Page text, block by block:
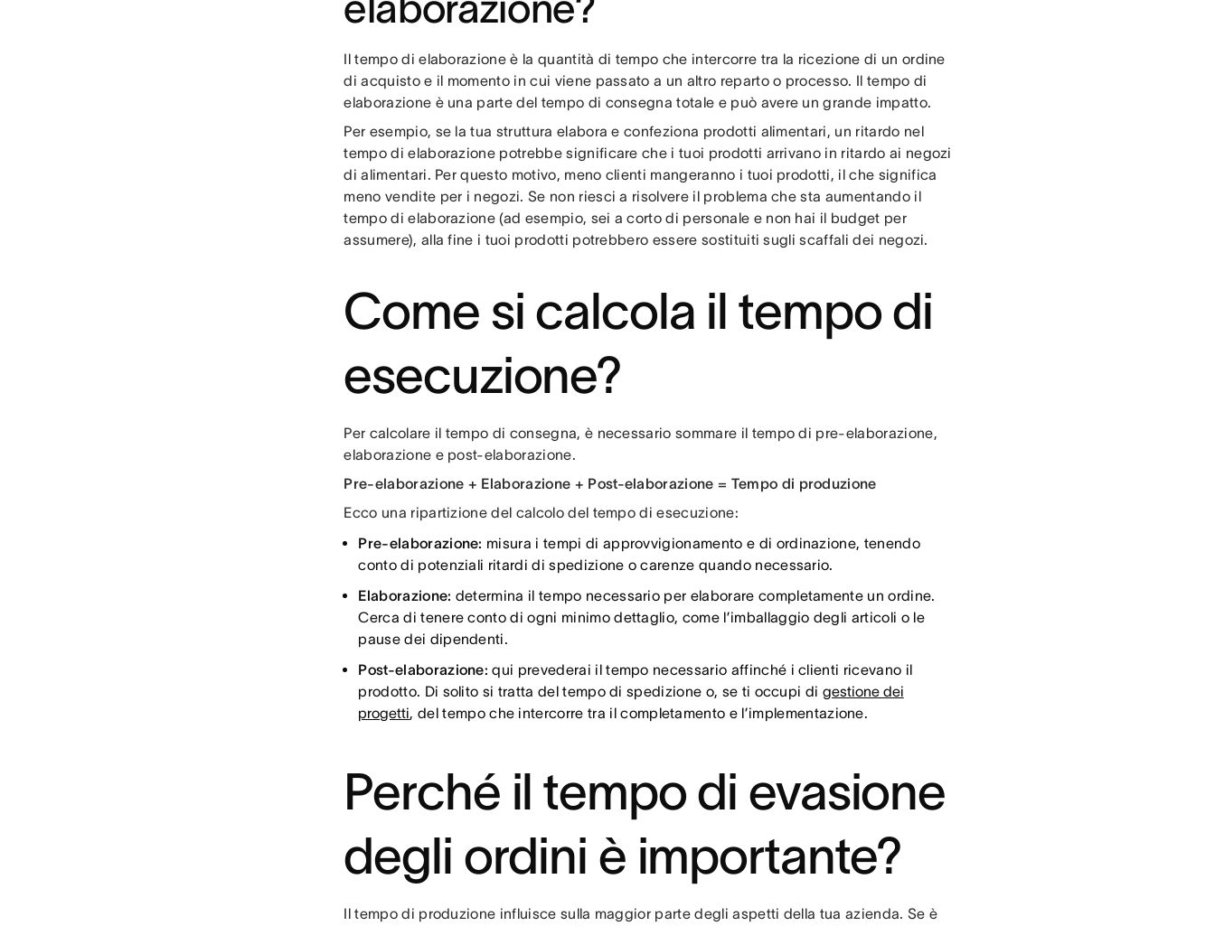
Il tempo di elaborazione è la quantità di tempo che intercorre tra la ricezione di un ordine
di acquisto e il momento in cui viene passato a un altro reparto o processo. Il tempo di
elaborazione è una parte del tempo di consegna totale e può avere un grande impatto.
Per esempio, se la tua struttura elabora e confeziona prodotti alimentari, un ritardo nel
tempo di elaborazione potrebbe significare che i tuoi prodotti arrivano in ritardo ai negozi
di alimentari. Per questo motivo, meno clienti mangeranno i tuoi prodotti, il che significa
meno vendite per i negozi. Se non riesci a risolvere il problema che sta aumentando il
tempo di elaborazione (ad esempio, sei a corto di personale e non hai il budget per
assumere), alla fine i tuoi prodotti potrebbero essere sostituiti sugli scaffali dei negozi.
Come si calcola il tempo di
esecuzione?
Per calcolare il tempo di consegna, è necessario sommare il tempo di pre-elaborazione,
elaborazione e post-elaborazione.
Pre-elaborazione + Elaborazione + Post-elaborazione = Tempo di produzione
Ecco una ripartizione del calcolo del tempo di esecuzione:
Pre-elaborazione: misura i tempi di approvvigionamento e di ordinazione, tenendo
conto di potenziali ritardi di spedizione o carenze quando necessario.
Elaborazione: determina il tempo necessario per elaborare completamente un ordine.
Cerca di tenere conto di ogni minimo dettaglio, come l’imballaggio degli articoli o le
pause dei dipendenti.
Post-elaborazione: qui prevederai il tempo necessario affinché i clienti ricevano il
prodotto. Di solito si tratta del tempo di spedizione o, se ti occupi di gestione dei
progetti, del tempo che intercorre tra il completamento e l’implementazione.
Perché il tempo di evasione
degli ordini è importante?
Il tempo di produzione influisce sulla maggior parte degli aspetti della tua azienda. Se è